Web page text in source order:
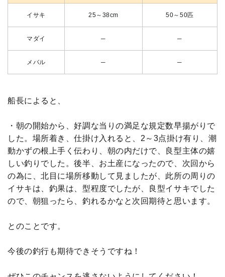
イサキ 25～38cm 50～50匹
マダイ ─ ─
メバル ─ ─
船長によると、
・朝の開始から、好調な当りの満足な規定数早揚がりで
した。場所着き、仕掛け入れると、2～3点掛け有り、潮
動かずの根上手く伝わり、朝の内だけで、良型主体の嬉
しい釣りでした。後半、お土産になったので、次回から
の為に、北目に場所移動して見ましたが、此所の周りの
イサキは、釣果は、型程度でしたが、良型イサキでした
ので、朝狙ったら、釣れるかなと次回期待と思います。
とのことです。
今後の釣行も期待できそうですね！